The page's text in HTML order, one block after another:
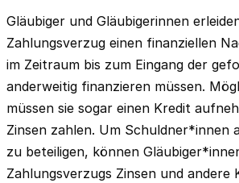
Gläubiger und Gläubigerinnen
Zahlungsverzug einen finanziellen
im Zeitraum bis zum Eingang der
anderweitig finanzieren müssen.
müssen sie sogar einen Kredit
Zinsen zahlen. Um Schuldner*innen
zu beteiligen, können
Zahlungsverzugs Zinsen und andere